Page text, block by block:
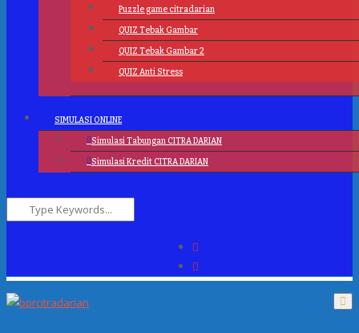
Puzzle game citradarian
QUIZ Tebak Gambar
QUIZ Tebak Gambar 2
QUIZ Anti Stress
SIMULASI ONLINE
Simulasi Tabungan CITRA DARIAN
Simulasi Kredit CITRA DARIAN